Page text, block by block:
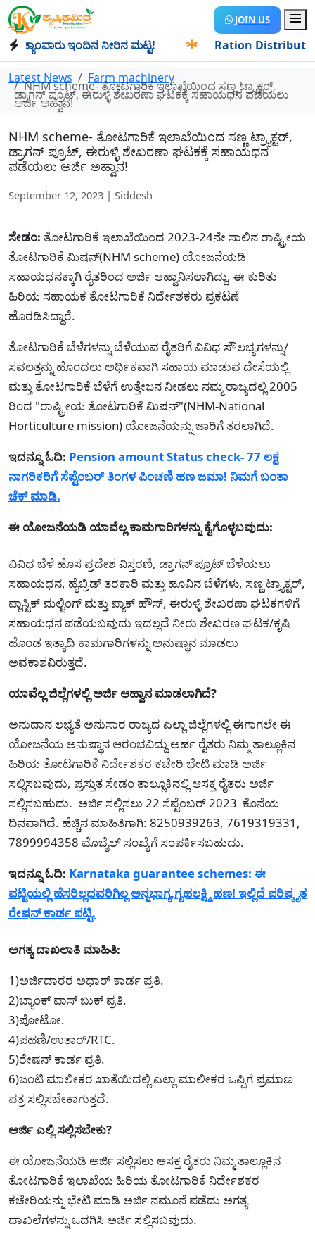
JOIN US
ಇಂದಿನ ನೀರಿನ ಮಟ್ಟ! Ration Distribution-
Latest News Farm machinery
NHM scheme- ತೋಟಗಾರಿಕೆ ಇಲಾಖೆಯಿಂದ ಸಣ್ಣ ಟ್ರ್ಯಾಕ್ಟರ್,
ಡ್ರಾಗನ್ ಪ್ರೂಟ್, ಈರುಳ್ಳಿ ಶೇಖರಣಾ ಘಟಕಕ್ಕೆ ಸಹಾಯಧನ ಪಡೆಯಲು
ಅರ್ಜಿ ಅಹ್ವಾನ!
NHM scheme- ತೋಟಗಾರಿಕೆ ಇಲಾಖೆಯಿಂದ ಸಣ್ಣ ಟ್ರ್ಯಾಕ್ಟರ್,
ಡ್ರಾಗನ್ ಪ್ರೂಟ್, ಈರುಳ್ಳಿ ಶೇಖರಣಾ ಘಟಕಕ್ಕೆ ಸಹಾಯಧನ
ಪಡೆಯಲು ಅರ್ಜಿ ಅಹ್ವಾನ!
September 12, 2023 | Siddesh
ಸೇಡಂ: ತೋಟಗಾರಿಕೆ ಇಲಾಖೆಯಿಂದ 2023-24ನೇ ಸಾಲಿನ ರಾಷ್ಟ್ರೀಯ
ತೋಟಗಾರಿಕೆ ಮಿಷನ್‌(NHM scheme) ಯೋಜನೆಯಡಿ
ಸಹಾಯಧನಕ್ಕಾಗಿ ರೈತರಿಂದ ಅರ್ಜಿ ಆಹ್ವಾನಿಸಲಾಗಿದ್ದು, ಈ ಕುರಿತು
ಹಿರಿಯ ಸಹಾಯಕ ತೋಟಗಾರಿಕೆ ನಿರ್ದೇಶಕರು ಪ್ರಕಟಣೆ
ಹೊರಡಿಸಿದ್ದಾರೆ.
ತೋಟಗಾರಿಕೆ ಬೆಳೆಗಳನ್ನು ಬೆಳೆಯುವ ರೈತರಿಗೆ ವಿವಿಧ ಸೌಲಭ್ಯಗಳನ್ನು/
ಸವಲತ್ತನ್ನು ಹೊಂದಲು ಅರ್ಥಿಕವಾಗಿ ಸಹಾಯ ಮಾಡುವ ದೇಸೆಯಲ್ಲಿ
ಮತ್ತು ತೋಟಗಾರಿಕೆ ಬೆಳೆಗೆ ಉತ್ತೇಜನ ನೀಡಲು ನಮ್ಮ ರಾಜ್ಯದಲ್ಲಿ 2005
ರಿಂದ "ರಾಷ್ಟ್ರೀಯ ತೋಟಗಾರಿಕೆ ಮಿಷನ್‌"(NHM-National
Horticulture mission) ಯೋಜನೆಯನ್ನು ಜಾರಿಗೆ ತರಲಾಗಿದೆ.
ಇದನ್ನೂ ಓದಿ: Pension amount Status check- 77 ಲಕ್ಷ
ನಾಗರಿಕರಿಗೆ ಸೆಪ್ಟೆಂಬರ್ ತಿಂಗಳ ಪಿಂಚಣಿ ಹಣ ಜಮಾ! ನಿಮಗೆ ಬಂತಾ
ಚೆಕ್ ಮಾಡಿ.
ಈ ಯೋಜನೆಯಡಿ ಯಾವೆಲ್ಲ ಕಾಮಗಾರಿಗಳನ್ನು ಕೈಗೊಳ್ಳಬವುದು:
ವಿವಿಧ ಬೆಳೆ ಹೊಸ ಪ್ರದೇಶ ವಿಸ್ತರಣಿ, ಡ್ರಾಗನ್ ಪ್ರೂಟ್ ಬೆಳೆಯಲು
ಸಹಾಯಧನ, ಹೈಬ್ರಿಡ್ ತರಕಾರಿ ಮತ್ತು ಹೂವಿನ ಬೆಳೆಗಳು, ಸಣ್ಣ ಟ್ರ್ಯಾಕ್ಟರ್,
ಪ್ಲಾಸ್ಟಿಕ್ ಮಲ್ಟಿಂಗ್ ಮತ್ತು ಪ್ಯಾಕ್ ಹೌಸ್, ಈರುಳ್ಳಿ ಶೇಖರಣಾ ಘಟಕಗಳಿಗೆ
ಸಹಾಯಧನ ಪಡೆಯಬವುದು ಇದಲ್ಲದೆ ನೀರು ಶೇಖರಣ ಘಟಕ/ಕೃಷಿ
ಹೊಂಡ ಇತ್ಯಾದಿ ಕಾಮಗಾರಿಗಳನ್ನು ಅನುಷ್ಥಾನ ಮಾಡಲು
ಅವಕಾಶವಿರುತ್ತದೆ.
ಯಾವೆಲ್ಲ ಜಿಲ್ಲೆಗಳಲ್ಲಿ ಅರ್ಜಿ ಆಹ್ವಾನ ಮಾಡಲಾಗಿದೆ?
ಅನುದಾನ ಲಭ್ಯತೆ ಅನುಸಾರ ರಾಜ್ಯದ ಎಲ್ಲಾ ಜಿಲ್ಲೆಗಳಲ್ಲಿ ಈಗಾಗಲೇ ಈ
ಯೋಜನೆಯ ಅನುಷ್ಥಾನ ಆರಂಭವಿದ್ದು ಅರ್ಹ ರೈತರು ನಿಮ್ಮ ತಾಲ್ಲೂಕಿನ
ಹಿರಿಯ ತೋಟಗಾರಿಕೆ ನಿರ್ದೇಶಕರ ಕಚೇರಿ ಭೇಟಿ ಮಾಡಿ ಅರ್ಜಿ
ಸಲ್ಲಿಸಬವುದು, ಪ್ರಸ್ತುತ ಸೇಡಂ ತಾಲ್ಲೂಕಿನಲ್ಲಿ ಆಸಕ್ತ ರೈತರು ಅರ್ಜಿ
ಸಲ್ಲಿಸಬಹುದು. ಅರ್ಜಿ ಸಲ್ಲಿಸಲು 22 ಸೆಪ್ಟೆಂಬರ್ 2023 ಕೊನೆಯ
ದಿನವಾಗಿದೆ. ಹೆಚ್ಚಿನ ಮಾಹಿತಿಗಾಗಿ: 8250939263, 7619319331,
7899994358 ಮೊಬೈಲ್ ಸಂಖ್ಯೆಗೆ ಸಂಪರ್ಕಿಸಬಹುದು.
ಇದನ್ನೂ ಓದಿ: Karnataka guarantee schemes: ಈ
ಪಟ್ಟಿಯಲ್ಲಿ ಹೆಸರಿಲ್ಲದವರಿಗಿಲ್ಲ ಅನ್ನಭಾಗ್ಯ,ಗೃಹಲಕ್ಷ್ಮಿ ಹಣ! ಇಲ್ಲಿದೆ ಪರಿಷ್ಕೃತ
ರೇಷನ್ ಕಾರ್ಡ ಪಟ್ಟಿ.
ಅಗತ್ಯ ದಾಖಲಾತಿ ಮಾಹಿತಿ:
1)ಅರ್ಜಿದಾರರ ಅಧಾರ್ ಕಾರ್ಡ ಪ್ರತಿ.
2)ಬ್ಯಾಂಕ್ ಪಾಸ್ ಬುಕ್ ಪ್ರತಿ.
3)ಪೋಟೋ.
4)ಪಹಣಿ/ಉತಾರ್/RTC.
5)ರೇಷನ್ ಕಾರ್ಡ ಪ್ರತಿ.
6)ಜಂಟಿ ಮಾಲೀಕರ ಖಾತೆಯಿದಲ್ಲಿ ಎಲ್ಲಾ ಮಾಲೀಕರ ಒಪ್ಪಿಗೆ ಪ್ರಮಾಣ
ಪತ್ರ ಸಲ್ಲಿಸಬೇಕಾಗುತ್ತದೆ.
ಅರ್ಜಿ ಎಲ್ಲಿ ಸಲ್ಲಿಸಬೇಕು?
ಈ ಯೋಜನೆಯಡಿ ಅರ್ಜಿ ಸಲ್ಲಿಸಲು ಆಸಕ್ತ ರೈತರು ನಿಮ್ಮ ತಾಲ್ಲೂಕಿನ
ತೋಟಗಾರಿಕೆ ಇಲಾಖೆಯ ಹಿರಿಯ ತೋಟಗಾರಿಕೆ ನಿರ್ದೇಶಕರ
ಕಚೇರಿಯನ್ನು ಭೇಟಿ ಮಾಡಿ ಅರ್ಜಿ ನಮೂನೆ ಪಡೆದು ಅಗತ್ಯ
ದಾಖಲೆಗಳನ್ನು ಒದಗಿಸಿ ಅರ್ಜಿ ಸಲ್ಲಿಸಬವುದು.